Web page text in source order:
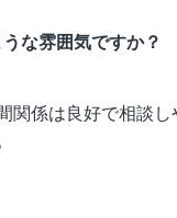
な雰囲気ですか？
関係は良好で相談